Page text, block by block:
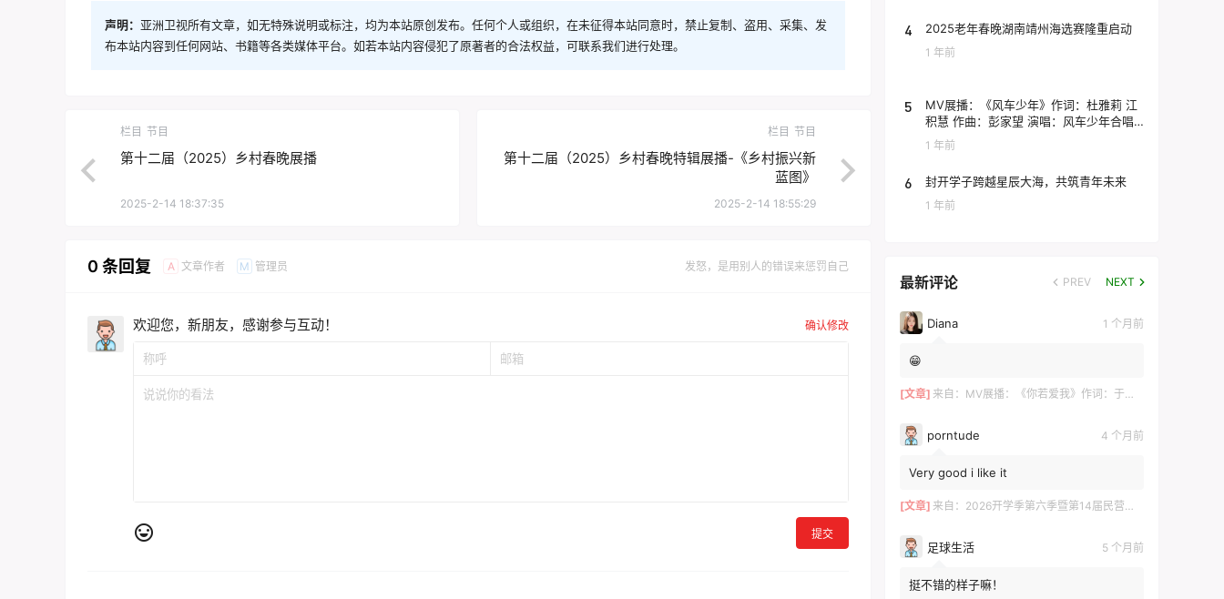
声明： 亚洲卫视所有文章，如无特殊说明或标注，均为本站原创发布。任何个人或组织，在未征得本站同意时，禁止复制、盗用、采集、发
布本站内容到任何网站、书籍等各类媒体平台。如若本站内容侵犯了原著者的合法权益，可联系我们进行处理。
栏目 节目
第十二届（2025）乡村春晚展播
2025-2-14 18:37:35
栏目 节目
第十二届（2025）乡村春晚特辑展播-《乡村振兴新
蓝图》
2025-2-14 18:55:29
0 条回复 A 文章作者 M 管理员 发怒，是用别人的错误来惩罚自己
欢迎您，新朋友，感谢参与互动！ 确认修改
提交
4 2025老年春晚湖南靖州海选赛隆重启动
1 年前
5
MV展播：《风车少年》作词：杜雅莉 江
积慧 作曲：彭家望 演唱：风车少年合唱
团
1 年前
6 封开学子跨越星辰大海，共筑青年未来
1 年前
最新评论 PREV NEXT
Diana 1 个月前
😁
[文章] 来自： MV展播：《你若爱我》作词：于术芹 作曲：高明军 演唱：于萌萌
porntude 4 个月前
Very good i like it
[文章] 来自： 2026开学季第六季暨第14届民营企业家论坛在长沙举行 ——700余位湘商共探“新机遇·新财富·新传承”
足球生活 5 个月前
挺不错的样子嘛！